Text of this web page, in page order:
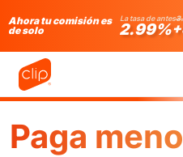
Ahora tu comisión es
de solo
2.99%
La tasa de antes
Paga